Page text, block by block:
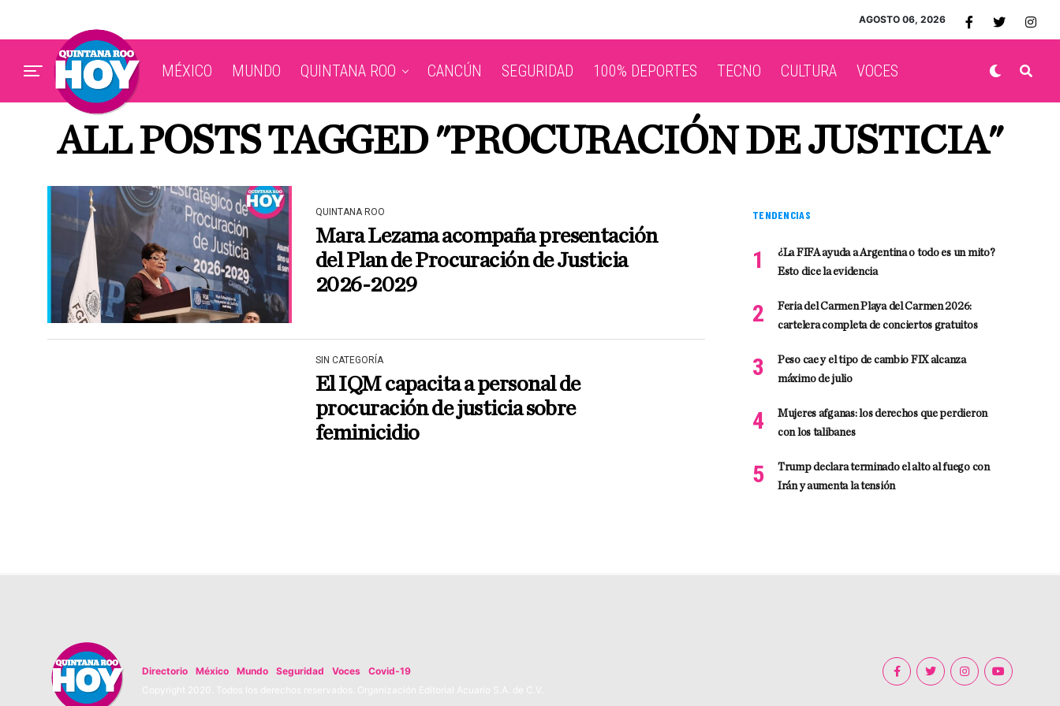
AGOSTO 06, 2026
MÉXICO MUNDO QUINTANA ROO CANCÚN SEGURIDAD 100% DEPORTES TECNO CULTURA VOCES
ALL POSTS TAGGED "PROCURACIÓN DE JUSTICIA"
QUINTANA ROO
Mara Lezama acompaña presentación
del Plan de Procuración de Justicia
2026-2029
SIN CATEGORÍA
El IQM capacita a personal de
procuración de justicia sobre
feminicidio
TENDENCIAS
¿La FIFA ayuda a Argentina o todo es un mito?
Esto dice la evidencia
Feria del Carmen Playa del Carmen 2026:
cartelera completa de conciertos gratuitos
Peso cae y el tipo de cambio FIX alcanza
máximo de julio
Mujeres afganas: los derechos que perdieron
con los talibanes
Trump declara terminado el alto al fuego con
Irán y aumenta la tensión
Directorio México Mundo Seguridad Voces
Covid-19